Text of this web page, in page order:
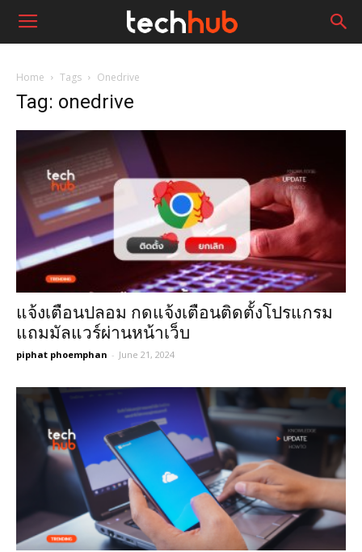
Home Tags Onedrive
Tag: onedrive
แจ้งเตือนปลอม กดแจ้งเตือนติดตั้งโปรแกรม
แถมมัลแวร์ผ่านหน้าเว็บ
piphat phoemphan - June 21, 2024